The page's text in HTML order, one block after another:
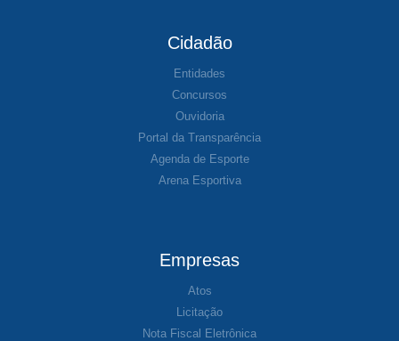
Cidadão
Entidades
Concursos
Ouvidoria
Portal da Transparência
Agenda de Esporte
Arena Esportiva
Empresas
Atos
Licitação
Nota Fiscal Eletrônica